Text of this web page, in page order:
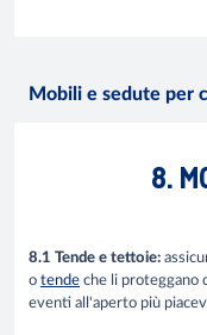
Mobili e sedute per
8.
8.1 Tende e tettoie:
o tende che li proteggano
eventi all'aperto più